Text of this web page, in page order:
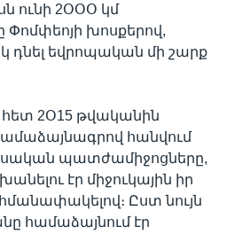
ունի 2ՕՕՕ կմ
Փոմփեոյի խոսքերով,
դնել եվրոպական մի շարք
հետ 2Օ15 թվականին
հանվում
պատժամիջոցները,
էր միջուկային իր
Ըստ նույն
համաձայնում էր